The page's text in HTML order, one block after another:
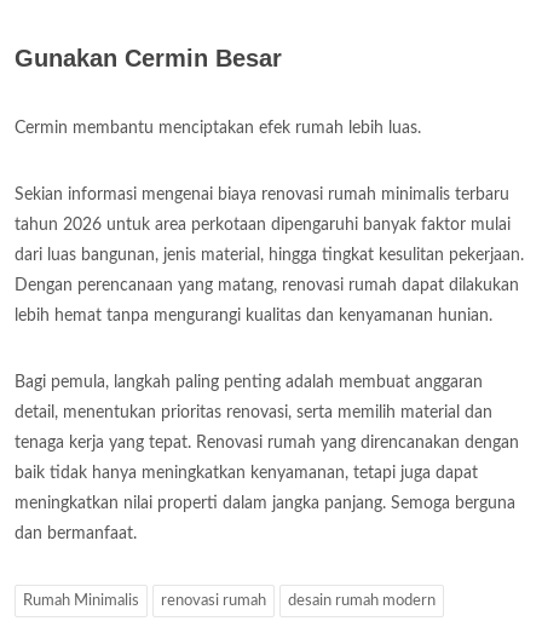
Gunakan Cermin Besar
Cermin membantu menciptakan efek rumah lebih luas.
Sekian informasi mengenai biaya renovasi rumah minimalis terbaru
tahun 2026 untuk area perkotaan dipengaruhi banyak faktor mulai
dari luas bangunan, jenis material, hingga tingkat kesulitan pekerjaan.
Dengan perencanaan yang matang, renovasi rumah dapat dilakukan
lebih hemat tanpa mengurangi kualitas dan kenyamanan hunian.
Bagi pemula, langkah paling penting adalah membuat anggaran
detail, menentukan prioritas renovasi, serta memilih material dan
tenaga kerja yang tepat. Renovasi rumah yang direncanakan dengan
baik tidak hanya meningkatkan kenyamanan, tetapi juga dapat
meningkatkan nilai properti dalam jangka panjang. Semoga berguna
dan bermanfaat.
Rumah Minimalis renovasi rumah desain rumah modern